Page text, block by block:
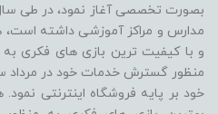
بصورت تخصصی آغاز نمود، در طی
مدارس و مراکز آموزشی داشته است،
و با کیفیت ترین بازی های فکری
خود بر پایه فروشگاه اینترنتی